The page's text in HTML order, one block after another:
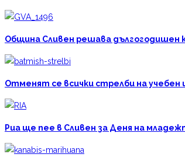
Община Сливен решава дългогодишен
Отменят се всички стрелби на
Риа ще пее в Сливен за Деня на